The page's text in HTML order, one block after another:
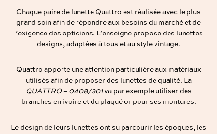
Chaque paire de lunette Quattro est réalisée avec le plus
grand soin afin de répondre aux besoins du marché et de
l’exigence des opticiens. L’enseigne propose des lunettes
designs, adaptées à tous et au style vintage.
Quattro apporte une attention particulière aux matériaux
utilisés afin de proposer des lunettes de qualité. La
QUATTRO – 0408/301va par exemple utiliser des
branches en ivoire et du plaqué or pour ses montures.
Le design de leurs lunettes ont su parcourir les époques, les